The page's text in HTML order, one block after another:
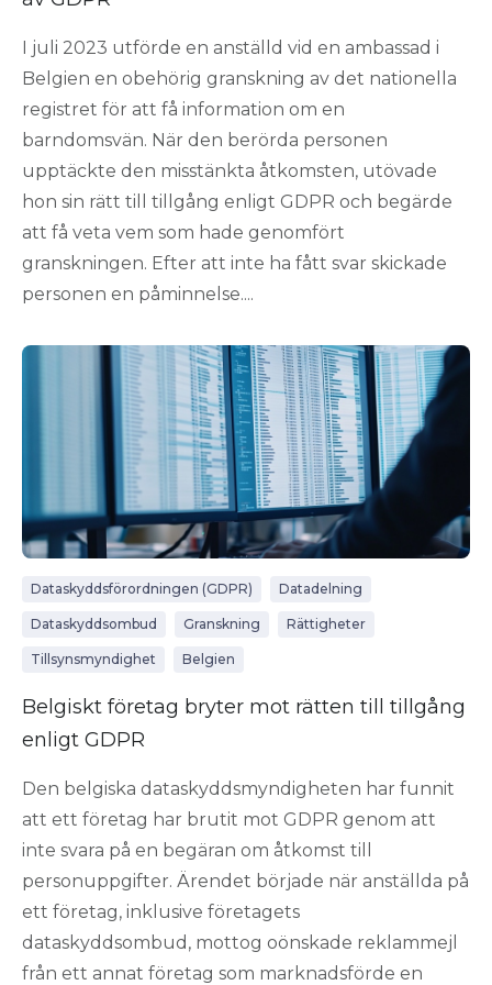
I juli 2023 utförde en anställd vid en ambassad i
Belgien en obehörig granskning av det nationella
registret för att få information om en
barndomsvän. När den berörda personen
upptäckte den misstänkta åtkomsten, utövade
hon sin rätt till tillgång enligt GDPR och begärde
att få veta vem som hade genomfört
granskningen. Efter att inte ha fått svar skickade
personen en påminnelse....
Dataskyddsförordningen (GDPR) Datadelning
Dataskyddsombud Granskning Rättigheter
Tillsynsmyndighet Belgien
Belgiskt företag bryter mot rätten till tillgång
enligt GDPR
Den belgiska dataskyddsmyndigheten har funnit
att ett företag har brutit mot GDPR genom att
inte svara på en begäran om åtkomst till
personuppgifter. Ärendet började när anställda på
ett företag, inklusive företagets
dataskyddsombud, mottog oönskade reklammejl
från ett annat företag som marknadsförde en